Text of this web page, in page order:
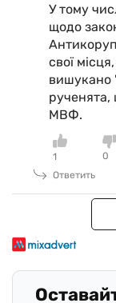
У тому
щодо
свої
вишукано
рученята,
МВФ.
1
0
Ответить